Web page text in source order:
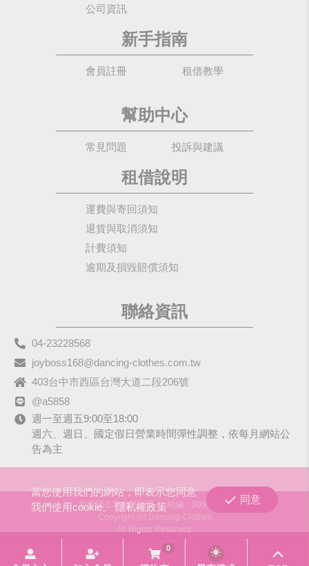
公司資訊
新手指南
會員註冊 租借教學
幫助中心
常見問題 投訴與建議
租借說明
運費與寄回須知
退貨與取消須知
計費須知
逾期及損毀賠償須知
聯絡資訊
04-23228568
joyboss168@dancing-clothes.com.tw
403台中市西區台灣大道二段206號
@a5858
週一至週五9:00至18:00
週六、週日、國定假日營業時間彈性調整，依每月網站公
告為主
歡樂國企業有限公司
統編：90979680
Copyright (c) Dancing-Clothes
All Rights Reserved.
當您使用我們的網站，即表示您同意
我們使用cookie。隱私權政策
同意
0